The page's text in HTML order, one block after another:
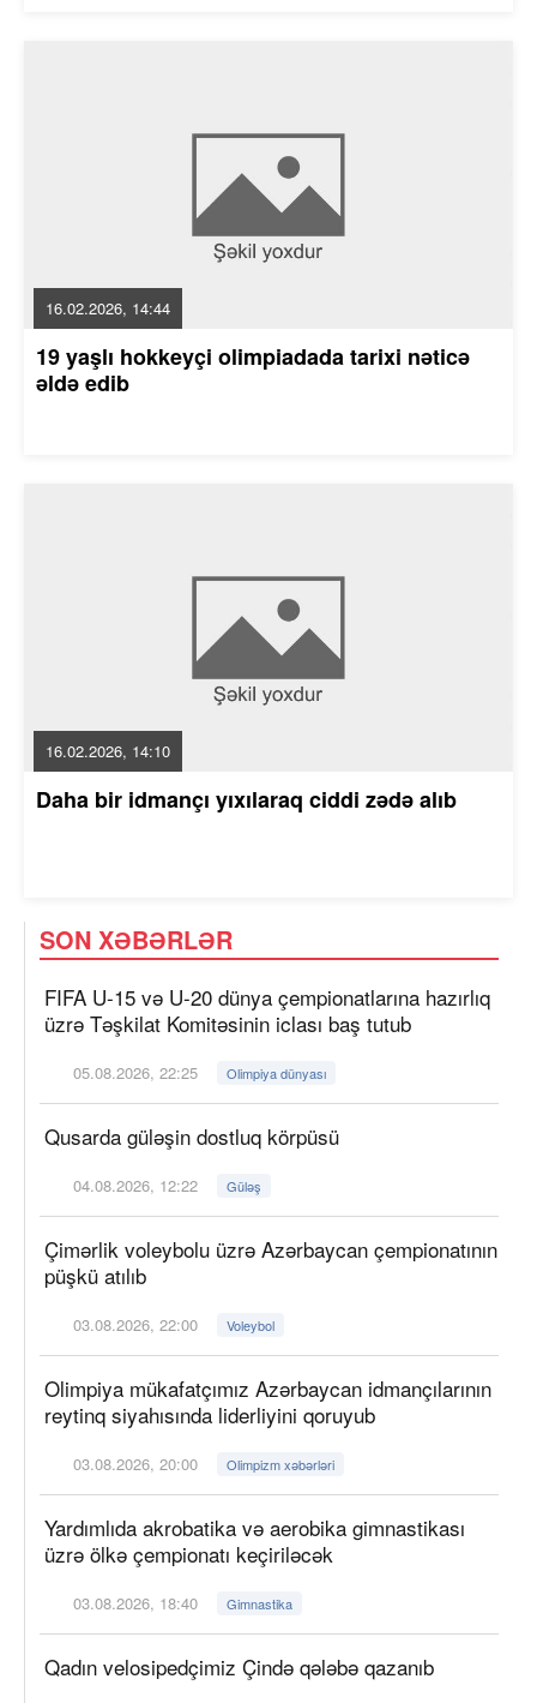
16.02.2026, 14:44
19 yaşlı hokkeyçi olimpiadada tarixi nəticə
əldə edib
16.02.2026, 14:10
Daha bir idmançı yıxılaraq ciddi zədə alıb
SON XƏBƏRLƏR
FIFA U-15 və U-20 dünya çempionatlarına hazırlıq
üzrə Təşkilat Komitəsinin iclası baş tutub
05.08.2026, 22:25 Olimpiya dünyası
Qusarda güləşin dostluq körpüsü
04.08.2026, 12:22 Güləş
Çimərlik voleybolu üzrə Azərbaycan çempionatının
püşkü atılıb
03.08.2026, 22:00 Voleybol
Olimpiya mükafatçımız Azərbaycan idmançılarının
reytinq siyahısında liderliyini qoruyub
03.08.2026, 20:00 Olimpizm xəbərləri
Yardımlıda akrobatika və aerobika gimnastikası
üzrə ölkə çempionatı keçiriləcək
03.08.2026, 18:40 Gimnastika
Qadın velosipedçimiz Çində qələbə qazanıb